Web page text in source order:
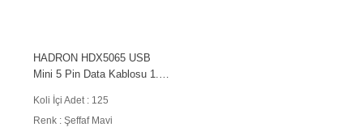
HADRON HDX5065 USB
Mini 5 Pin Data Kablosu 1.5
Koli İçi Adet : 125
Renk : Şeffaf Mavi